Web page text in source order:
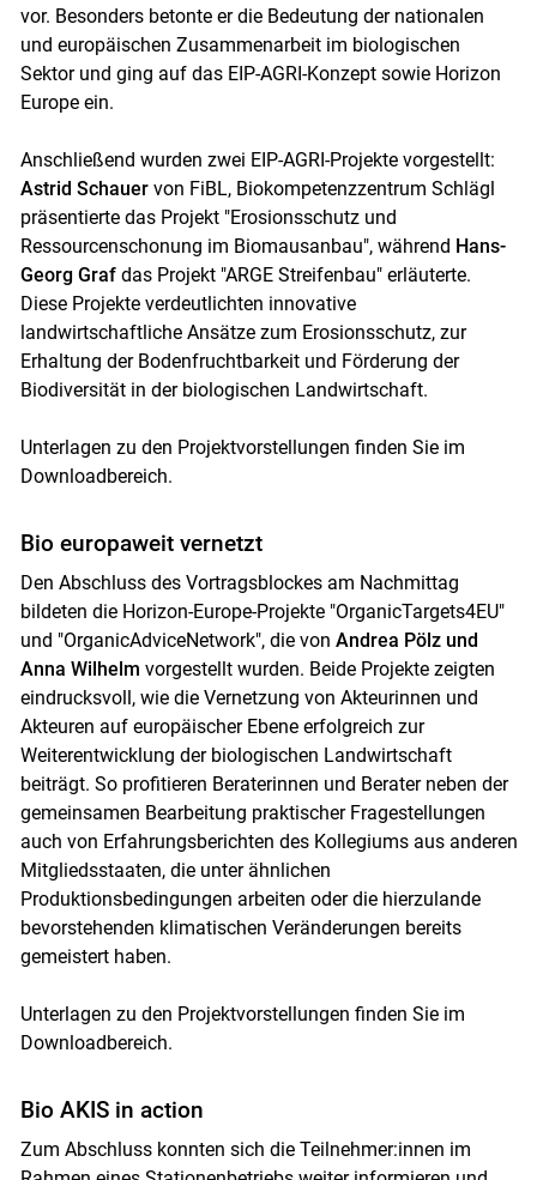
vor. Besonders betonte er die Bedeutung der nationalen
und europäischen Zusammenarbeit im biologischen
Sektor und ging auf das EIP-AGRI-Konzept sowie Horizon
Europe ein.
Anschließend wurden zwei EIP-AGRI-Projekte vorgestellt:
Astrid Schauervon FiBL, Biokompetenzzentrum Schlägl
präsentierte das Projekt "Erosionsschutz und
Ressourcenschonung im Biomausanbau", während Hans-
Georg Grafdas Projekt "ARGE Streifenbau" erläuterte.
Diese Projekte verdeutlichten innovative
landwirtschaftliche Ansätze zum Erosionsschutz, zur
Erhaltung der Bodenfruchtbarkeit und Förderung der
Biodiversität in der biologischen Landwirtschaft.
Unterlagen zu den Projektvorstellungen finden Sie im
Downloadbereich.
Bio europaweit vernetzt
Den Abschluss des Vortragsblockes am Nachmittag
bildeten die Horizon-Europe-Projekte "OrganicTargets4EU"
und "OrganicAdviceNetwork", die von Andrea Pölz und
Anna Wilhelm vorgestellt wurden. Beide Projekte zeigten
eindrucksvoll, wie die Vernetzung von Akteurinnen und
Akteuren auf europäischer Ebene erfolgreich zur
Weiterentwicklung der biologischen Landwirtschaft
beiträgt. So profitieren Beraterinnen und Berater neben der
gemeinsamen Bearbeitung praktischer Fragestellungen
auch von Erfahrungsberichten des Kollegiums aus anderen
Mitgliedsstaaten, die unter ähnlichen
Produktionsbedingungen arbeiten oder die hierzulande
bevorstehenden klimatischen Veränderungen bereits
gemeistert haben.
Unterlagen zu den Projektvorstellungen finden Sie im
Downloadbereich.
Bio AKIS in action
Zum Abschluss konnten sich die Teilnehmer:innen im